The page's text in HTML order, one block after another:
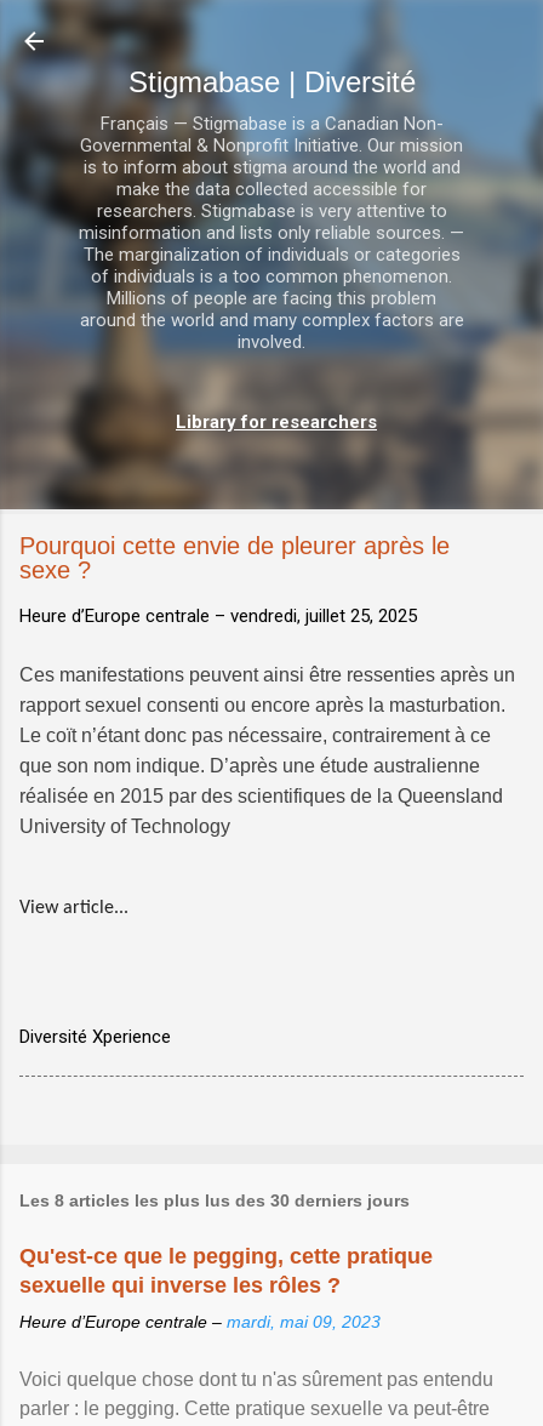
Stigmabase | Diversité
Français — Stigmabase is a Canadian Non-
Governmental & Nonprofit Initiative. Our mission
is to inform about stigma around the world and
make the data collected accessible for
researchers. Stigmabase is very attentive to
misinformation and lists only reliable sources. —
The marginalization of individuals or categories
of individuals is a too common phenomenon.
Millions of people are facing this problem
around the world and many complex factors are
involved.
Library for researchers
Pourquoi cette envie de pleurer après le
sexe ?
Heure d’Europe centrale – vendredi, juillet 25, 2025
Ces manifestations peuvent ainsi être ressenties après un
rapport sexuel consenti ou encore après la masturbation.
Le coït n’étant donc pas nécessaire, contrairement à ce
que son nom indique. D’après une étude australienne
réalisée en 2015 par des scientifiques de la Queensland
University of Technology
View article...
Diversité Xperience
Les 8 articles les plus lus des 30 derniers jours
Qu'est-ce que le pegging, cette pratique
sexuelle qui inverse les rôles ?
Heure d’Europe centrale – mardi, mai 09, 2023
Voici quelque chose dont tu n'as sûrement pas entendu
parler : le pegging. Cette pratique sexuelle va peut-être